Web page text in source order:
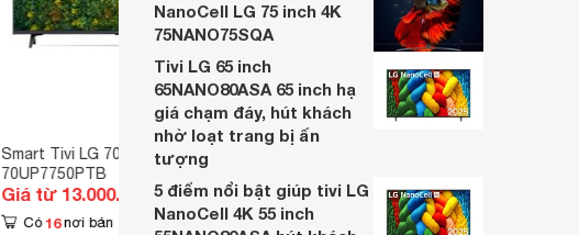
Smart Tivi LG 70 inch 4K
70UP7750PTB
Giá từ 13.000.000 đ
Có 16 nơi bán
Giá từ 12.970.000 đ
Có 23
NanoCell LG 75 inch 4K
75NANO75SQA
Tivi LG 65 inch
65NANO80ASA 65 inch hạ
giá chạm đáy, hút khách
nhờ loạt trang bị ấn
tượng
5 điểm nổi bật giúp tivi LG
NanoCell 4K 55 inch